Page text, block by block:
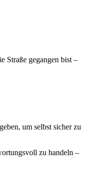
Straße gegangen bist –
um selbst sicher zu
zu handeln –